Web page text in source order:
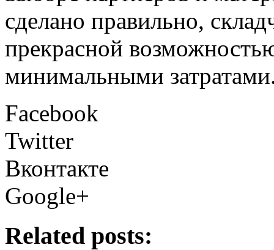
сделано правильно,
прекрасной
минимальными
Facebook
Twitter
Вконтакте
Google+
Related posts: